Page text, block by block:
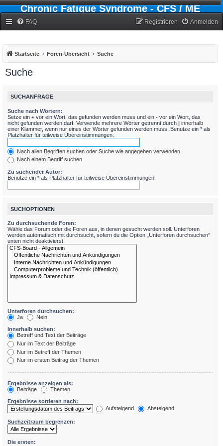
Chronic Fatigue Syndrome - CFS / ME
FAQ Anmelden
Registrieren
Startseite Foren-Übersicht Suche
Suche
SUCHANFRAGE
Suche nach Wörtern:
Setze ein + vor ein Wort, das gefunden werden muss und ein - vor ein Wort, das
nicht gefunden werden darf. Verwende mehrere Wörter getrennt durch | innerhalb
einer Klammer, wenn nur eines der Wörter gefunden werden muss. Benutze ein * als
Platzhalter für teilweise Übereinstimmungen.
Nach allen Begriffen suchen oder Suche wie angegeben verwenden
Nach einem Begriff suchen
Zu suchender Autor:
Benutze ein * als Platzhalter für teilweise Übereinstimmungen.
SUCHOPTIONEN
Zu durchsuchende Foren:
Wähle das Forum oder die Foren aus, in denen gesucht werden soll. Unterforen
werden automatisch mit durchsucht, sofern du die Option „Unterforen durchsuchen“
unten nicht deaktivierst.
Unterforen durchsuchen:
Ja
Nein
Innerhalb suchen:
Betreff und Text der Beiträge
Nur im Text der Beiträge
Nur im Betreff der Themen
Nur im ersten Beitrag der Themen
Ergebnisse anzeigen als:
Beiträge
Themen
Ergebnisse sortieren nach:
Aufsteigend
Absteigend
Suchzeitraum begrenzen:
Die ersten: